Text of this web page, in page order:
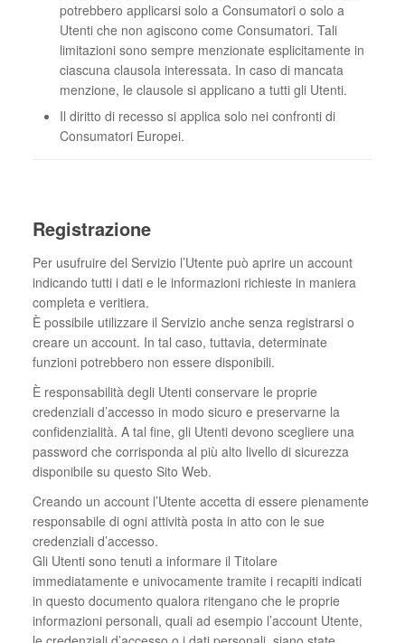
potrebbero applicarsi solo a Consumatori o solo a
Utenti che non agiscono come Consumatori. Tali
limitazioni sono sempre menzionate esplicitamente in
ciascuna clausola interessata. In caso di mancata
menzione, le clausole si applicano a tutti gli Utenti.
Il diritto di recesso si applica solo nei confronti di
Consumatori Europei.
Registrazione
Per usufruire del Servizio l’Utente può aprire un account
indicando tutti i dati e le informazioni richieste in maniera
completa e veritiera.
È possibile utilizzare il Servizio anche senza registrarsi o
creare un account. In tal caso, tuttavia, determinate
funzioni potrebbero non essere disponibili.
È responsabilità degli Utenti conservare le proprie
credenziali d’accesso in modo sicuro e preservarne la
confidenzialità. A tal fine, gli Utenti devono scegliere una
password che corrisponda al più alto livello di sicurezza
disponibile su questo Sito Web.
Creando un account l’Utente accetta di essere pienamente
responsabile di ogni attività posta in atto con le sue
credenziali d’accesso.
Gli Utenti sono tenuti a informare il Titolare
immediatamente e univocamente tramite i recapiti indicati
in questo documento qualora ritengano che le proprie
informazioni personali, quali ad esempio l’account Utente,